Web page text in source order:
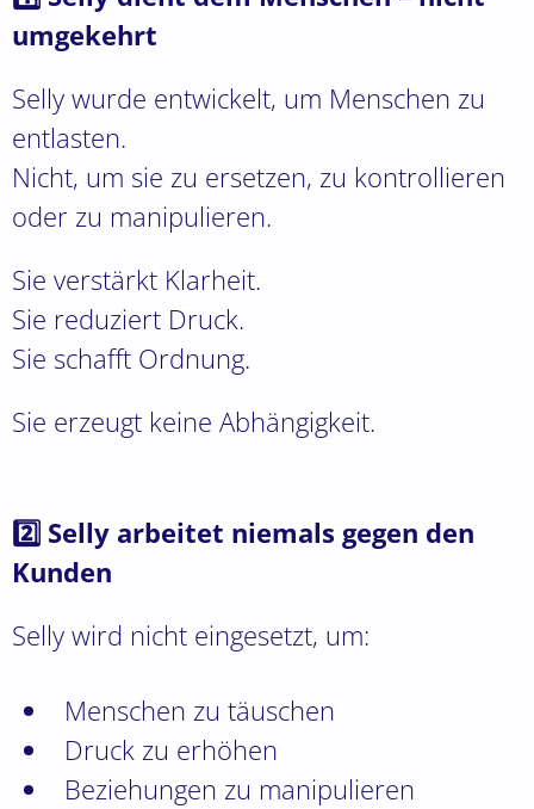
umgekehrt
Selly wurde entwickelt, um Menschen zu
entlasten.
Nicht, um sie zu ersetzen, zu kontrollieren
oder zu manipulieren.
Sie verstärkt Klarheit.
Sie reduziert Druck.
Sie schafft Ordnung.
Sie erzeugt keine Abhängigkeit.
2️⃣ Selly arbeitet niemals gegen den
Kunden
Selly wird nicht eingesetzt, um:
Menschen zu täuschen
Druck zu erhöhen
Beziehungen zu manipulieren